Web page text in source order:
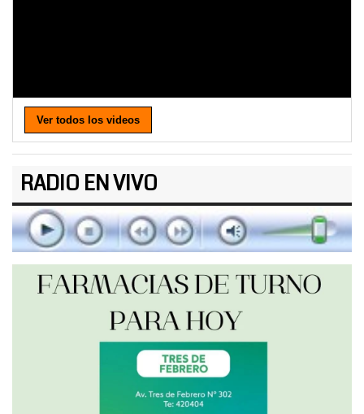
Ver todos los videos
RADIO EN VIVO